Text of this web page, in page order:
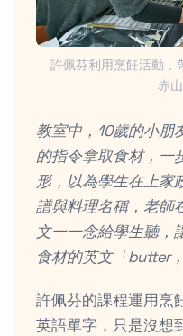
許佩芬利用烹飪活動，
赤
教室中，10歲的小朋
的指令拿取食材，一
形，以為學生在上家
譜與料理名稱，老師
文一一念給學生聽，
食材的英文「butter
許佩芬的課程運用烹
英語單字，只是沒想